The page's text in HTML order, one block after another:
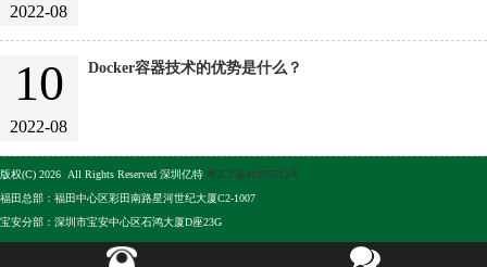
2022-08
10
2022-08
Docker容器技术的优势是什么？
版权(C) 2026 All Rights Reserved 深圳亿特 粤ICP备10105513号
福田总部：福田中心区彩田南路星河世纪大厦C2-1007
宝安分部：深圳市宝安中心区石鸿大厦D座23G